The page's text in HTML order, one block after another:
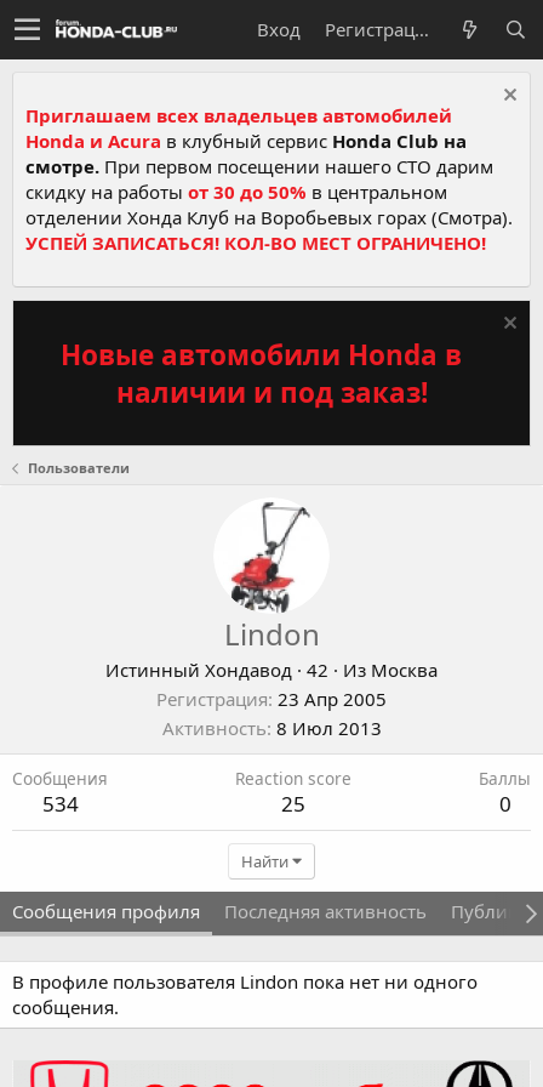
Вход Регистрация
Приглашаем всех владельцев автомобилей
Honda и Acura в клубный сервис Honda Club на
смотре. При первом посещении нашего СТО дарим
скидку на работы от 30 до 50% в центральном
отделении Хонда Клуб на Воробьевых горах (Смотра).
УСПЕЙ ЗАПИСАТЬСЯ! КОЛ-ВО МЕСТ ОГРАНИЧЕНО!
Новые автомобили Honda в
наличии и под заказ!
Пользователи
Lindon
Истинный Хондавод · 42 · Из Москва
Регистрация 23 Апр 2005
Активность 8 Июл 2013
Сообщения
534
Reaction score
25
Баллы
0
Найти
Сообщения профиля Последняя активность
В профиле пользователя Lindon пока нет ни одного
сообщения.